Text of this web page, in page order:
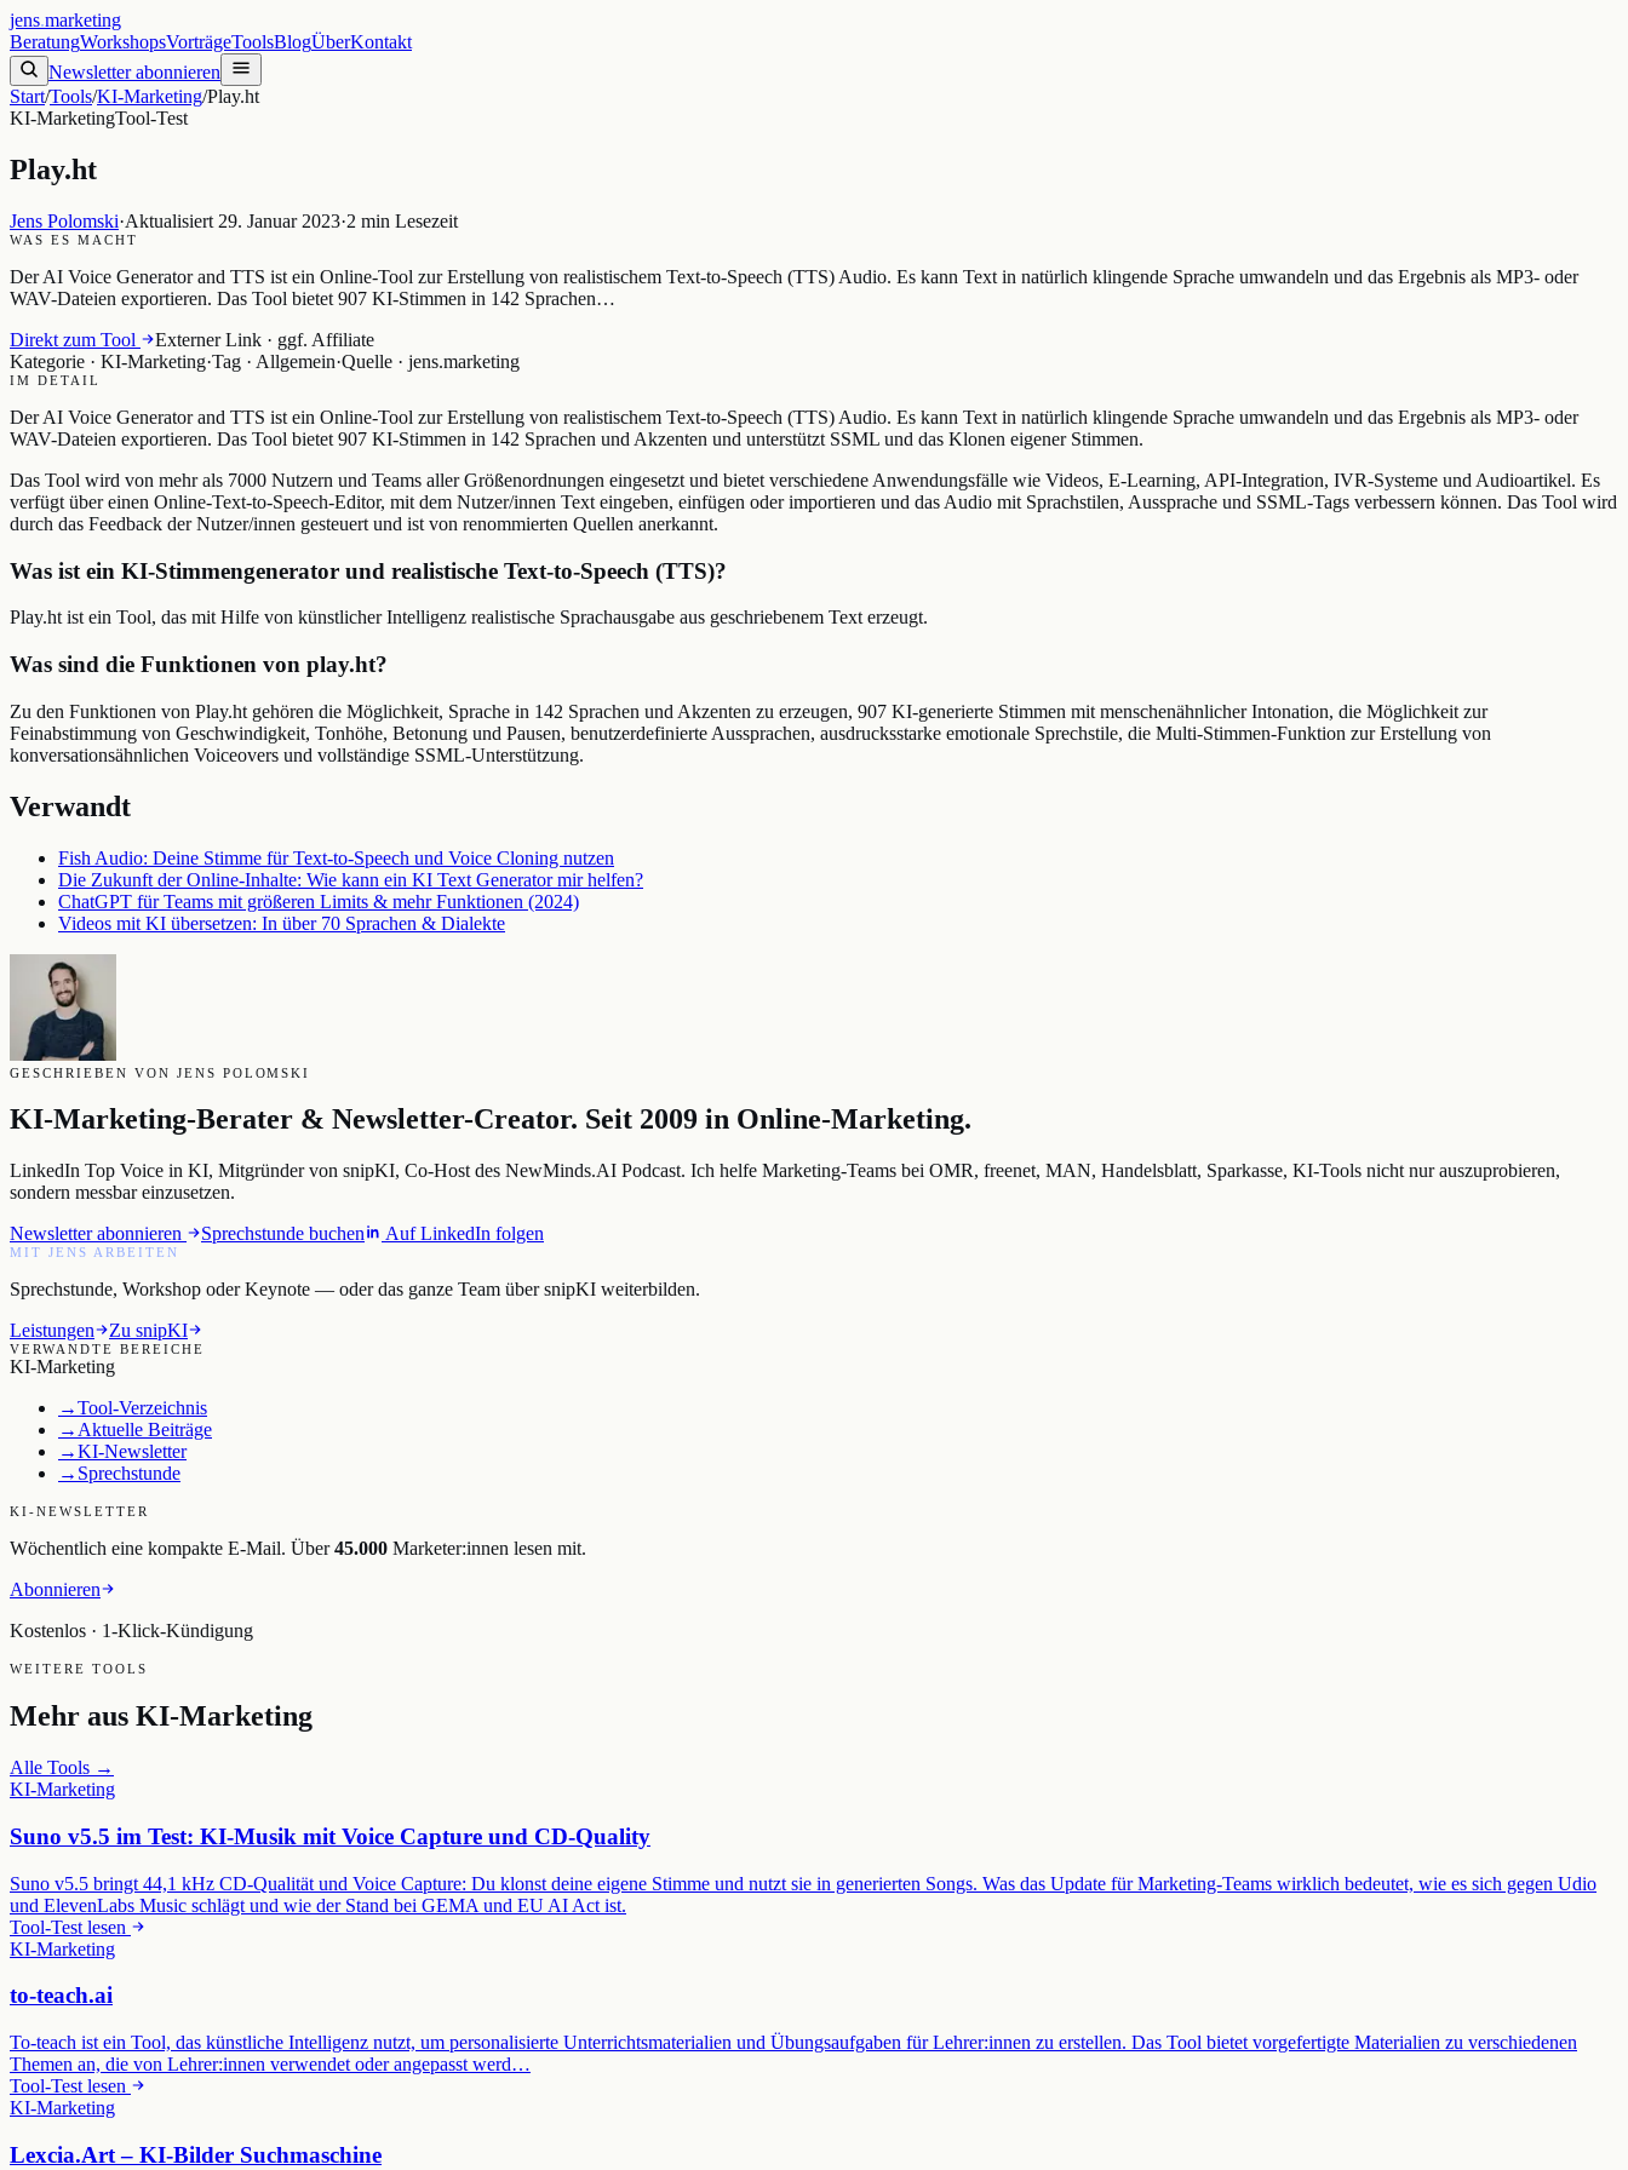
jens.marketing
BeratungWorkshopsVorträgeToolsBlogÜberKontakt
Newsletter abonnieren
Start/Tools/KI-Marketing/Play.ht
KI-MarketingTool-Test
Play.ht
Jens Polomski·Aktualisiert 29. Januar 2023·2 min Lesezeit
WAS ES MACHT
Der AI Voice Generator and TTS ist ein Online-Tool zur Erstellung von realistischem Text-to-Speech (TTS) Audio. Es kann Text in natürlich klingende Sprache umwandeln und das Ergebnis als MP3- oder
WAV-Dateien exportieren. Das Tool bietet 907 KI-Stimmen in 142 Sprachen…
Direkt zum Tool
Externer Link · ggf. Affiliate
Kategorie · KI-Marketing·Tag · Allgemein·Quelle · jens.marketing
IM DETAIL
Der AI Voice Generator and TTS ist ein Online-Tool zur Erstellung von realistischem Text-to-Speech (TTS) Audio. Es kann Text in natürlich klingende Sprache umwandeln und das Ergebnis als MP3- oder
WAV-Dateien exportieren. Das Tool bietet 907 KI-Stimmen in 142 Sprachen und Akzenten und unterstützt SSML und das Klonen eigener Stimmen.
Das Tool wird von mehr als 7000 Nutzern und Teams aller Größenordnungen eingesetzt und bietet verschiedene Anwendungsfälle wie Videos, E-Learning, API-Integration, IVR-Systeme und Audioartikel. Es
verfügt über einen Online-Text-to-Speech-Editor, mit dem Nutzer/innen Text eingeben, einfügen oder importieren und das Audio mit Sprachstilen, Aussprache und SSML-Tags verbessern können. Das Tool wird
durch das Feedback der Nutzer/innen gesteuert und ist von renommierten Quellen anerkannt.
Was ist ein KI-Stimmengenerator und realistische Text-to-Speech (TTS)?
Play.ht ist ein Tool, das mit Hilfe von künstlicher Intelligenz realistische Sprachausgabe aus geschriebenem Text erzeugt.
Was sind die Funktionen von play.ht?
Zu den Funktionen von Play.ht gehören die Möglichkeit, Sprache in 142 Sprachen und Akzenten zu erzeugen, 907 KI-generierte Stimmen mit menschenähnlicher Intonation, die Möglichkeit zur
Feinabstimmung von Geschwindigkeit, Tonhöhe, Betonung und Pausen, benutzerdefinierte Aussprachen, ausdrucksstarke emotionale Sprechstile, die Multi-Stimmen-Funktion zur Erstellung von
konversationsähnlichen Voiceovers und vollständige SSML-Unterstützung.
Verwandt
Fish Audio: Deine Stimme für Text-to-Speech und Voice Cloning nutzen
Die Zukunft der Online-Inhalte: Wie kann ein KI Text Generator mir helfen?
ChatGPT für Teams mit größeren Limits & mehr Funktionen (2024)
Videos mit KI übersetzen: In über 70 Sprachen & Dialekte
GESCHRIEBEN VON JENS POLOMSKI
KI-Marketing-Berater & Newsletter-Creator. Seit 2009 in Online-Marketing.
LinkedIn Top Voice in KI, Mitgründer von snipKI, Co-Host des NewMinds.AI Podcast. Ich helfe Marketing-Teams bei OMR, freenet, MAN, Handelsblatt, Sparkasse, KI-Tools nicht nur auszuprobieren,
sondern messbar einzusetzen.
Newsletter abonnieren
Sprechstunde buchen Auf LinkedIn folgen
MIT JENS ARBEITEN
Sprechstunde, Workshop oder Keynote — oder das ganze Team über snipKI weiterbilden.
Leistungen
Zu snipKI
VERWANDTE BEREICHE
KI-Marketing
→Tool-Verzeichnis
→ Aktuelle Beiträge
→KI-Newsletter
→ Sprechstunde
KI-NEWSLETTER
Wöchentlich eine kompakte E-Mail. Über 45.000 Marketer:innen lesen mit.
Abonnieren
Kostenlos · 1-Klick-Kündigung
WEITERE TOOLS
Mehr aus KI-Marketing
Alle Tools →
KI-Marketing
Suno v5.5 im Test: KI-Musik mit Voice Capture und CD-Quality
Suno v5.5 bringt 44,1 kHz CD-Qualität und Voice Capture: Du klonst deine eigene Stimme und nutzt sie in generierten Songs. Was das Update für Marketing-Teams wirklich bedeutet, wie es sich gegen Udio
und ElevenLabs Music schlägt und wie der Stand bei GEMA und EU AI Act ist.
Tool-Test lesen
KI-Marketing
to-teach.ai
To-teach ist ein Tool, das künstliche Intelligenz nutzt, um personalisierte Unterrichtsmaterialien und Übungsaufgaben für Lehrer:innen zu erstellen. Das Tool bietet vorgefertigte Materialien zu verschiedenen
Themen an, die von Lehrer:innen verwendet oder angepasst werd…
Tool-Test lesen
KI-Marketing
Lexcia.Art – KI-Bilder Suchmaschine